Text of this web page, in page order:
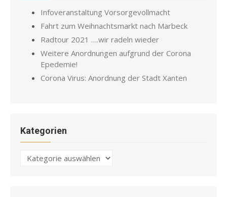
Infoveranstaltung Vorsorgevollmacht
Fahrt zum Weihnachtsmarkt nach Marbeck
Radtour 2021 ….wir radeln wieder
Weitere Anordnungen aufgrund der Corona
Epedemie!
Corona Virus: Anordnung der Stadt Xanten
Kategorien
Kategorien